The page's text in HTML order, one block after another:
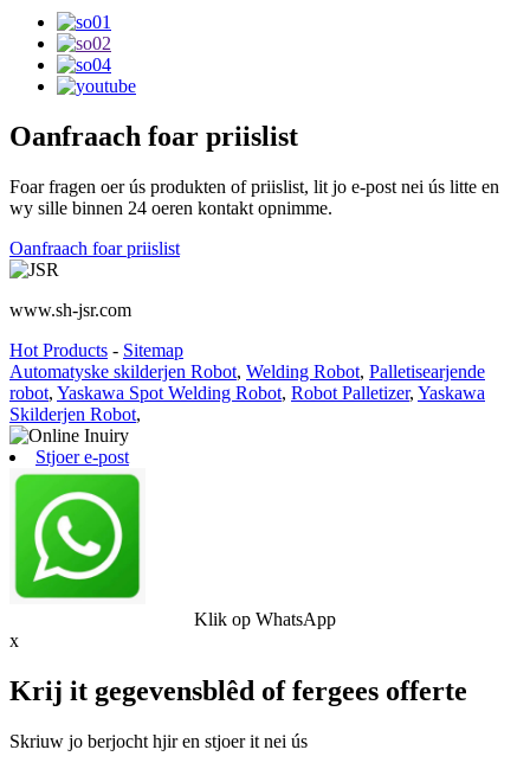
Oanfraach foar priislist
Foar fragen oer ús produkten of priislist, lit jo e-post nei ús litte en
wy sille binnen 24 oeren kontakt opnimme.
Oanfraach foar priislist
www.sh-jsr.com
Hot Products - Sitemap
Automatyske skilderjen Robot, Welding Robot, Palletisearjende
robot, Yaskawa Spot Welding Robot, Robot Palletizer, Yaskawa
Skilderjen Robot,
Stjoer e-post
Klik op WhatsApp
x
Krij it gegevensblêd of fergees offerte
Skriuw jo berjocht hjir en stjoer it nei ús